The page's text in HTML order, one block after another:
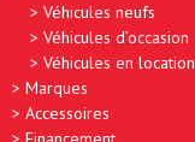
Véhicules neufs
Véhicules d’occasion
Véhicules en location
Marques
Accessoires